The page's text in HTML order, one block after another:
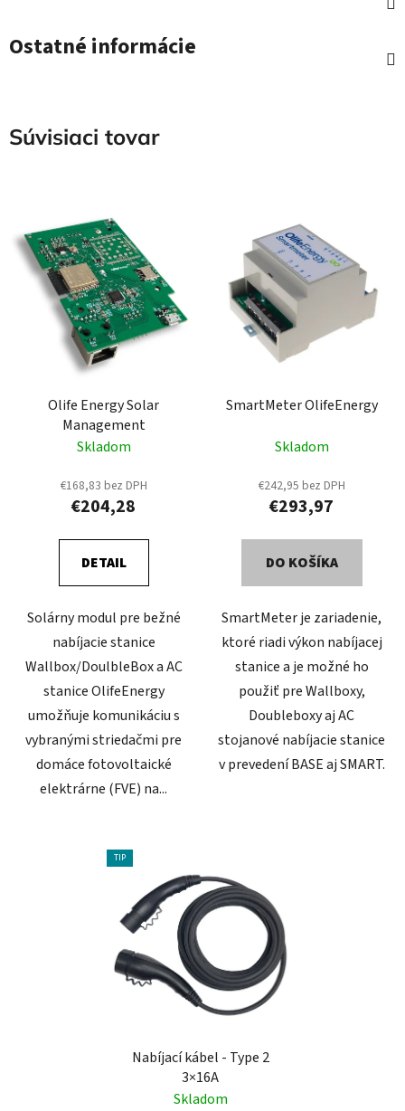
Ostatné informácie
Súvisiaci tovar
Olife Energy Solar
Management
Skladom
€168,83 bez DPH
€204,28
DETAIL
Solárny modul pre bežné
nabíjacie stanice
Wallbox/DoulbleBox a AC
stanice OlifeEnergy
umožňuje komunikáciu s
vybranými striedačmi pre
domáce fotovoltaické
elektrárne (FVE) na...
SmartMeter OlifeEnergy
Skladom
€242,95 bez DPH
€293,97
DO KOŠÍKA
SmartMeter je zariadenie,
ktoré riadi výkon nabíjacej
stanice a je možné ho
použiť pre Wallboxy,
Doubleboxy aj AC
stojanové nabíjacie stanice
v prevedení BASE aj SMART.
TIP
Nabíjací kábel - Type 2
3×16A
Skladom